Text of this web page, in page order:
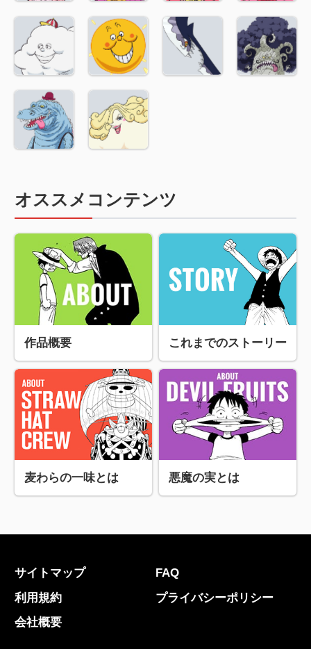
オススメコンテンツ
作品概要 これまでのストーリー
麦わらの一味とは 悪魔の実とは
サイトマップ
FAQ
利用規約
プライバシーポリシー
会社概要